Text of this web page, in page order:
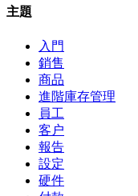
主題
入門
銷售
商品
進階庫存管理
員工
客户
報告
設定
硬件